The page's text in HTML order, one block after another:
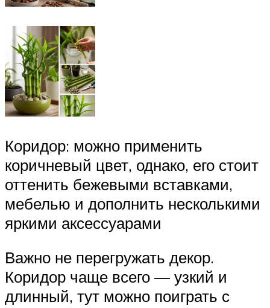
Коридор: можно применить
коричневый цвет, однако, его стоит
оттенить бежевыми вставками,
мебелью и дополнить несколькими
яркими аксессуарами
Важно не перегружать декор.
Коридор чаще всего — узкий и
длинный, тут можно поиграть с